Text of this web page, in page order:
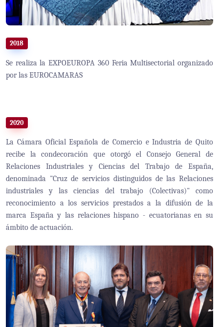
2018
Se realiza la EXPOEUROPA 360 Feria Multisectorial organizado
por las EUROCAMARAS
2020
La Cámara Oficial Española de Comercio e Industria de Quito
recibe la condecoración que otorgó el Consejo General de
Relaciones Industriales y Ciencias del Trabajo de España,
denominada "Cruz de servicios distinguidos de las Relaciones
industriales y las ciencias del trabajo (Colectivas)" como
reconocimiento a los servicios prestados a la difusión de la
marca España y las relaciones hispano - ecuatorianas en su
ámbito de actuación.